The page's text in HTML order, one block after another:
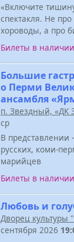
«Включите
спектакля. Не
хороводы, а про
Билеты в
Большие
о Перми
ансамбля
п. Звездный, «ДК
ср
В представлении
русских, коми-
марийцев
Билеты в
Любовь и
Дворец культуры
сентября 2026